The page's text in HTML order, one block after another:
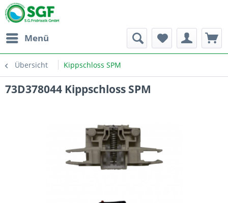
Menü
Übersicht Kippschloss SPM
73D378044 Kippschloss SPM